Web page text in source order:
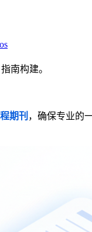
指南构建。
期刊 ，确保专业的